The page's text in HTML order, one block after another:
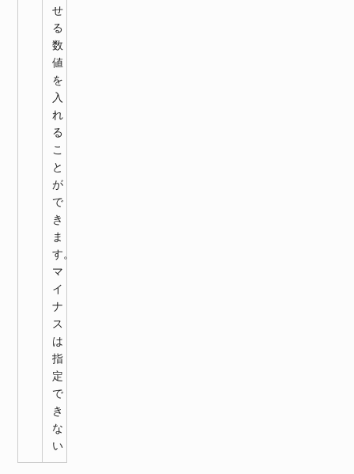
せ
る
数
値
を
入
れ
る
こ
と
が
で
き
ま
す。
マ
イ
ナ
ス
は
指
定
で
き
な
い